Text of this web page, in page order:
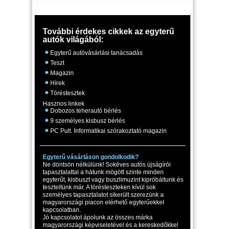
További érdekes cikkek az egyterű
autók világából:
Egyterű autóvásárlási tanácsadás
Teszt
Magazin
Hírek
Töréstesztek
Hasznos linkek
Dobozos teherautó bérlés
9 személyes kisbusz bérlés
PC Pult. Informatikai szórakoztató magazin
Egyterű vásárláson gondolkodik?
Ne döntsön nélkülünk! Sokéves autós újságírói
tapasztalattal a hátunk mögött szinte minden
egyterűt, kisbuszt vagy buszlimuzint kipróbáltunk és
teszteltünk már. A törésteszteken kívül sok
személyes tapasztalatot sikerült szerezünk a
magyarországi piacon elérhető egyterűekkel
kapcsolatban.
Jó kapcsolatot ápolunk az összes márka
magyarországi képviseletével és a kereskedőkkel